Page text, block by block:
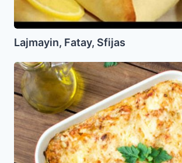
Lajmayin, Fatay, Sfijas
Almodrote